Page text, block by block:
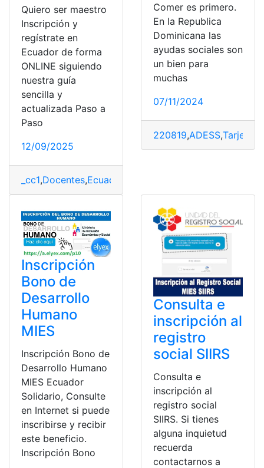
Quiero ser maestro
Inscripción y
regístrate en
Ecuador de forma
ONLINE siguiendo
nuestra guía
sencilla y
actualizada Paso a
Paso
12/09/2025
_cc1,Docentes,Ecuador
Comer es primero.
En la Republica
Dominicana las
ayudas sociales son
un bien para
muchas
07/11/2024
220819,ADESS,Tarjeta
Inscripción
Bono de
Desarrollo
Humano
MIES
Inscripción Bono de
Desarrollo Humano
MIES Ecuador
Solidario, Consulte
en Internet si puede
inscribirse y recibir
este beneficio.
Inscripción Bono
Consulta e
inscripción al
registro
social SIIRS
Consulta e
inscripción al
registro social
SIIRS. Si tienes
alguna inquietud
recuerda
contactarnos a